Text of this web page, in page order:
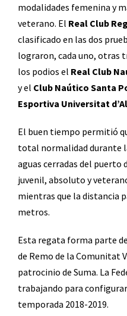
modalidades femenina y
veterano. El Real Club
clasificado en las dos
lograron, cada uno, otras
los podios el Real Club
y el Club Naútico Santa
Esportiva Universitat
El buen tiempo permitió
total normalidad durante
aguas cerradas del puerto
juvenil, absoluto y
mientras que la distancia
metros.
Esta regata forma parte
de Remo de la Comunitat
patrocinio de Suma. La
trabajando para
temporada 2018-2019.